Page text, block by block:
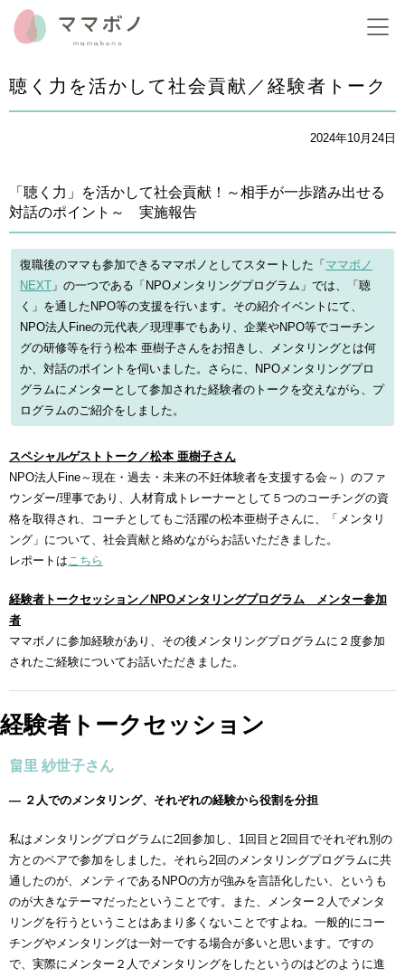
聴く力を活かして社会貢献／経験者トーク
2024年10月24日
「聴く力」を活かして社会貢献！～相手が一歩踏み出せる
対話のポイント～ 実施報告
復職後のママも参加できるママボノとしてスタートした「 ママボノ
NEXT 」の一つである「NPOメンタリングプログラム」では、「聴
く」を通したNPO等の支援を行います。その紹介イベントにて、
NPO法人Fineの元代表／現理事でもあり、企業やNPO等でコーチン
グの研修等を行う松本 亜樹子さんをお招きし、メンタリングとは何
か、対話のポイントを伺いました。さらに、NPOメンタリングプロ
グラムにメンターとして参加された経験者のトークを交えながら、プ
ログラムのご紹介をしました。
スペシャルゲストトーク／松本 亜樹子さん
NPO法人Fine～現在・過去・未来の不妊体験者を支援する会～）のファ
ウンダー/理事であり、人材育成トレーナーとして５つのコーチングの資
格を取得され、コーチとしてもご活躍の松本亜樹子さんに、「メンタリ
ング」について、社会貢献と絡めながらお話いただきました。
レポートはこちら
経験者トークセッション／NPOメンタリングプログラム メンター参加
者
ママボノに参加経験があり、その後メンタリングプログラムに２度参加
されたご経験についてお話いただきました。
経験者トークセッション
畠里 紗世子さん
― ２人でのメンタリング、それぞれの経験から役割を分担
私はメンタリングプログラムに2回参加し、1回目と2回目でそれぞれ別の
方とのペアで参加をしました。それら2回のメンタリングプログラムに共
通したのが、メンティであるNPOの方が強みを言語化したい、というも
のが大きなテーマだったということです。また、メンター２人でメンタ
リングを行うということはあまり多くないことですよね。一般的にコー
チングやメンタリングは一対一でする場合が多いと思います。ですの
で、実際にメンター２人でメンタリングをしたというのはどのように進